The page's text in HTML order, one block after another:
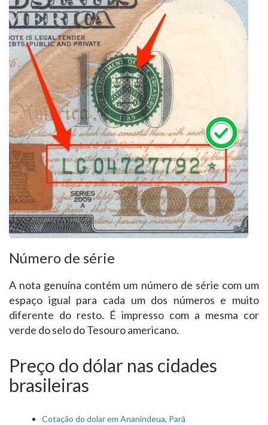
Número de série
A nota genuína contém um número de série com um
espaço igual para cada um dos números e muito
diferente do resto. É impresso com a mesma cor
verde do selo do Tesouro americano.
Preço do dólar nas cidades
brasileiras
Cotação do dolar em Ananindeua, Pará